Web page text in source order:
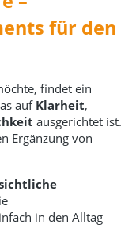
für den
findet ein
auf Klarheit,
ausgerichtet ist.
Ergänzung von
in den Alltag